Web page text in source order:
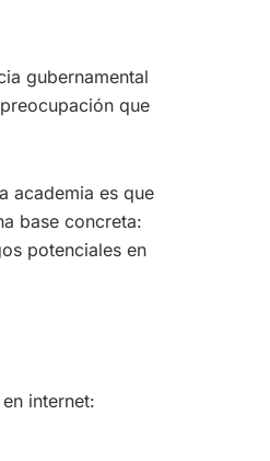
gubernamental
que
academia es que
base concreta:
potenciales en
internet: